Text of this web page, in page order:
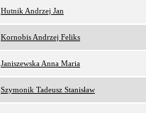
Hutnik Andrzej Jan
Kornobis Andrzej Feliks
Janiszewska Anna Maria
Szymonik Tadeusz Stanisław